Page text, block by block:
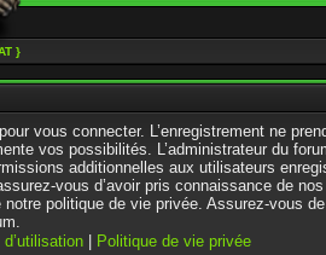
}
vous connecter. L’enregistrement ne
vos possibilités. L’administrateur du
additionnelles aux utilisateurs
vous d’avoir pris connaissance de nos
notre politique de vie privée. Assurez-vous
| Politique de vie privée